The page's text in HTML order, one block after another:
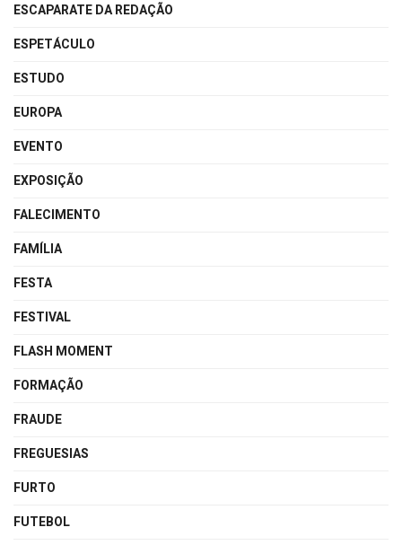
ESCAPARATE DA REDAÇÃO
ESPETÁCULO
ESTUDO
EUROPA
EVENTO
EXPOSIÇÃO
FALECIMENTO
FAMÍLIA
FESTA
FESTIVAL
FLASH MOMENT
FORMAÇÃO
FRAUDE
FREGUESIAS
FURTO
FUTEBOL